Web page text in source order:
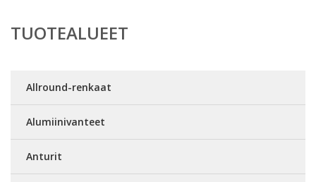
TUOTEALUEET
Allround-renkaat
Alumiinivanteet
Anturit